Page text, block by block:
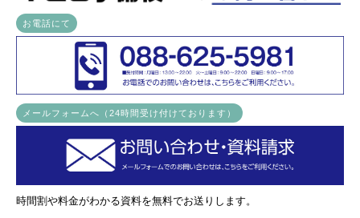
お電話にて
メールフォームへ（24時間受け付けております）
時間割や料金がわかる資料を無料でお送りします。